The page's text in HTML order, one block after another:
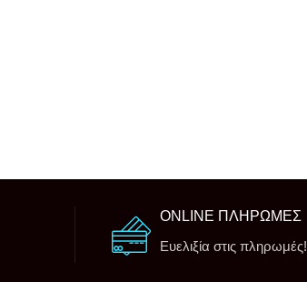
ONLINE ΠΛΗΡΩΜΕΣ
Ευελιξία στις πληρωμές!